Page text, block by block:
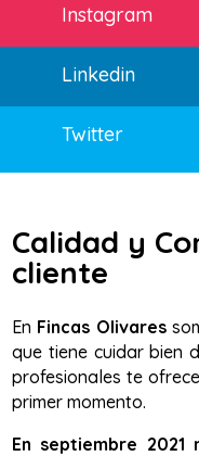
Instagram
Linkedin
Twitter
Calidad y
cliente
En Fincas Olivares
que tiene cuidar bien
profesionales te
primer momento.
En septiembre